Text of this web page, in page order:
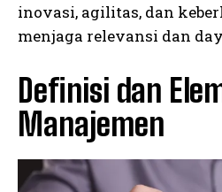
inovasi, agilitas, dan
menjaga relevansi dan
Definisi dan
Manajemen